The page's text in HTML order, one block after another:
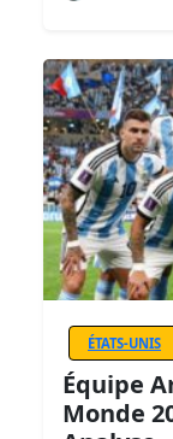
ÉTATS-UNIS
Équipe
Monde